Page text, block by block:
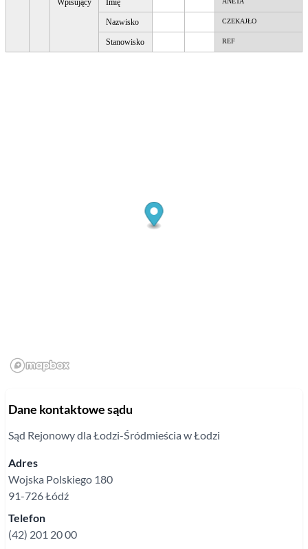
Wpisujący Imię
Nazwisko CZEKAJŁO
Stanowisko REF
Dane kontaktowe sądu
Sąd Rejonowydla Łodzi-Śródmieścia w Łodzi
Adres
Wojska Polskiego 180
91-726Łódź
Telefon
(42) 201 20 00